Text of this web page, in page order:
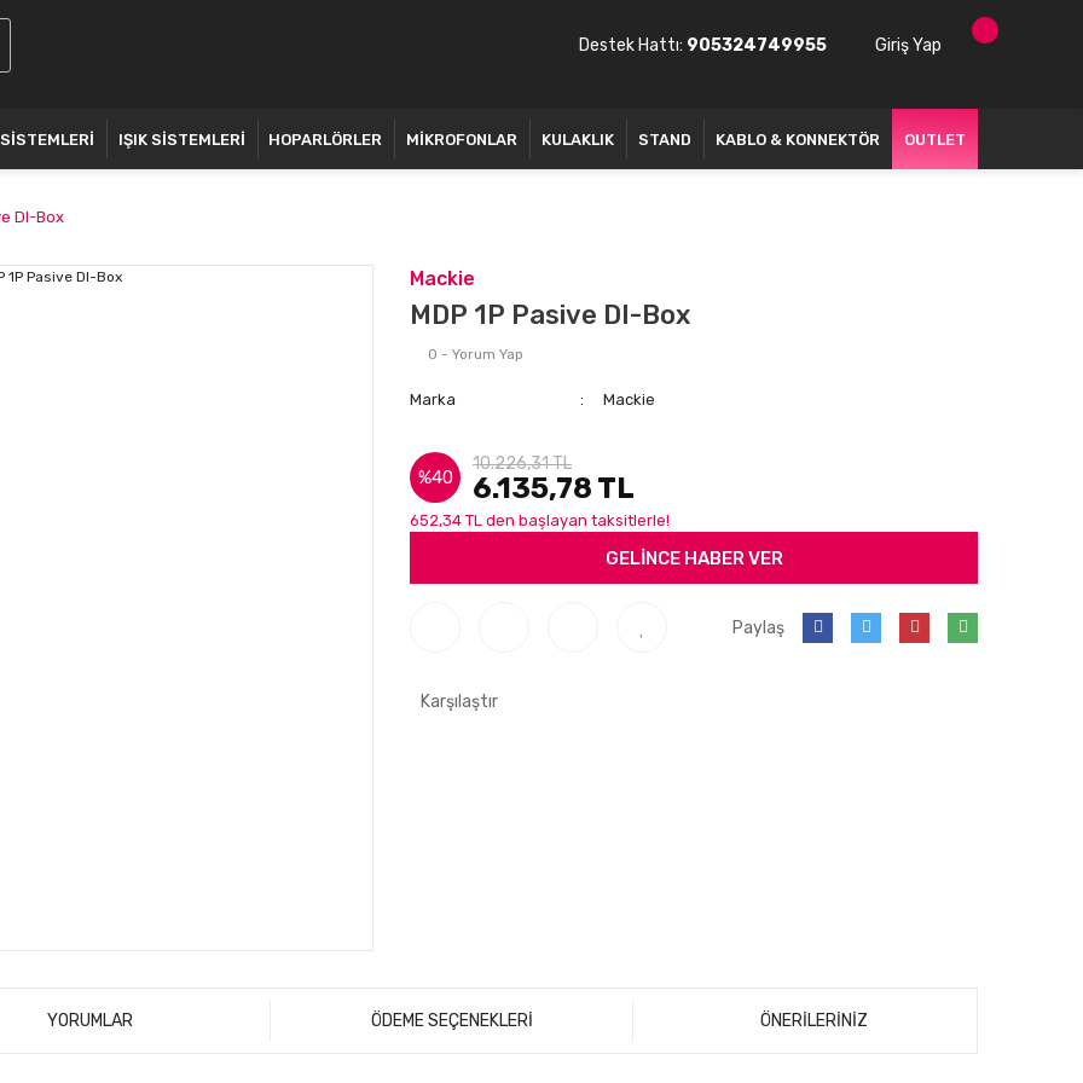
Destek Hattı: 905324749955 Giriş Yap
IŞIK SİSTEMLERİ HOPARLÖRLER MİKROFONLAR KULAKLIK STAND KABLO & KONNEKTÖR OUTLET
DI-Box
Mackie
MDP 1P Pasive DI-Box
0 - Yorum Yap
Marka Mackie
%40
10.226,31 TL
6.135,78 TL
652,34 TL den başlayan taksitlerle!
GELİNCE HABER VER
Paylaş
Karşılaştır
YORUMLAR ÖDEME SEÇENEKLERİ ÖNERİLERİNİZ